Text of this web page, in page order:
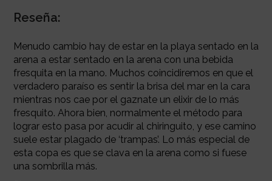
Reseña:
Menudo cambio hay de estar en la playa sentado en la
arena a estar sentado en la arena con una bebida
fresquita en la mano. Muchos coincidiremos en que el
verdadero paraíso es sentir la brisa del mar en la cara
mientras nos cae por el gaznate un elixir de lo más
fresquito. Ahora bien, normalmente el método para
lograr esto pasa por acudir al chiringuito, y ese camino
suele estar plagado de ‘trampas’. Lo más especial de
esta copa es que se clava en la arena como si fuese
una sombrilla más.